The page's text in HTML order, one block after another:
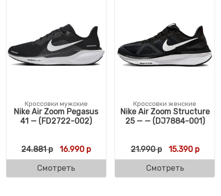
Кроссовки мужские
Nike Air Zoom Pegasus
41 — (FD2722-002)
24.881р Первоначальная цена составляла 24.881
16.990 рТекущая цена: 16.990 р.
Смотреть
Кроссовки женские
Nike Air Zoom Structure
25 — — (DJ7884-001)
21.990р 15.390р
Смотреть